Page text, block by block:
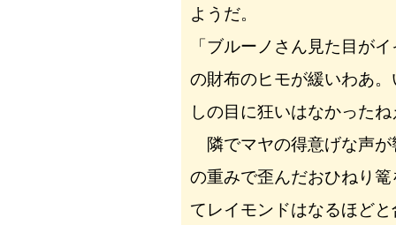
ようだ。
「ブルーノさん見た目が
の財布のヒモが緩いわあ
しの目に狂いはなかったね
隣でマヤの得意げな声が
の重みで歪んだおひねり
てレイモンドはなるほど